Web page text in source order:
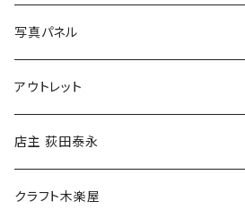
ブックカバー
マグカップ
傘
食料品
冒険クロストーク
写真パネル
アウトレット
店主 荻田泰永
書籍
クラフト木楽屋